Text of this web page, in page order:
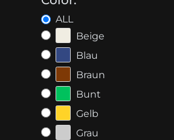
ALL
Beige
Blau
Braun
Bunt
Gelb
Grau